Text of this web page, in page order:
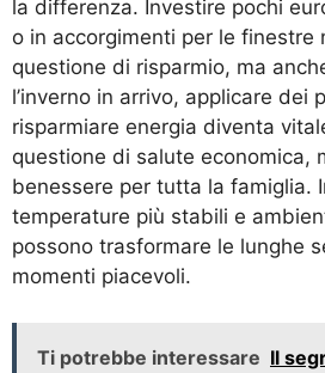
la differenza. Investire pochi
o in accorgimenti per le finestre
questione di risparmio, ma
l’inverno in arrivo, applicare dei
risparmiare energia diventa
questione di salute economica,
benessere per tutta la famiglia.
temperature più stabili e
possono trasformare le lunghe
momenti piacevoli.
Ti potrebbe interessare Il